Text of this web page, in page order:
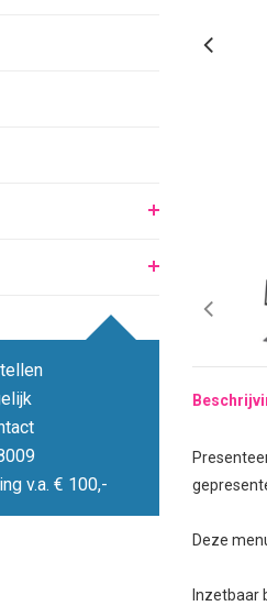
v.a. € 100,-
Deze
Inzetbaar